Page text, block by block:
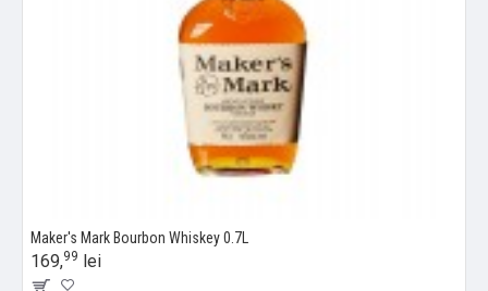
Maker's Mark Bourbon Whiskey 0.7L
169,99 lei